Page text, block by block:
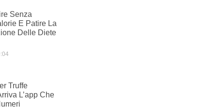
Senza
E Patire La
Delle Diete
Truffe
L’app Che